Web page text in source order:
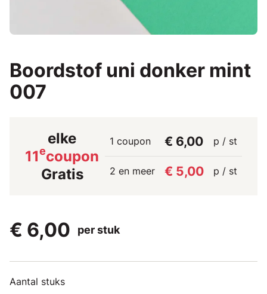
Boordstof uni donker mint
007
elke
11ecoupon
Gratis
1 coupon € 6,00 p / st
2 en meer € 5,00 p / st
€ 6,00 per stuk
Aantal stuks